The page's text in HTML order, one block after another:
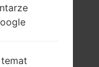
Maj, 2016